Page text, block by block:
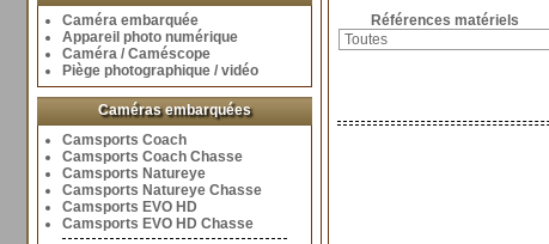
Caméra embarquée
Appareil photo numérique
Caméra / Caméscope
Piège photographique / vidéo
Caméras embarquées
Camsports Coach
Camsports Coach Chasse
Camsports Natureye
Camsports Natureye Chasse
Camsports EVO HD
Camsports EVO HD Chasse
Références matériels